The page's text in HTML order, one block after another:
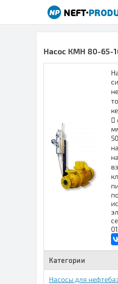
Насос КМН 80-65-

Категории
Насосы для